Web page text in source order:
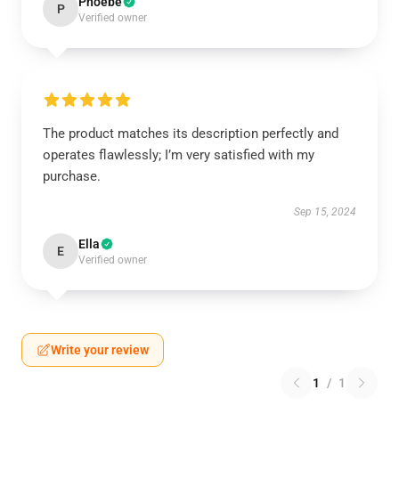
P
Verified owner
The product matches its description perfectly and
operates flawlessly; I’m very satisfied with my
purchase.
Sep 15, 2024
E Ella
Verified owner
Write your review
1 / 1